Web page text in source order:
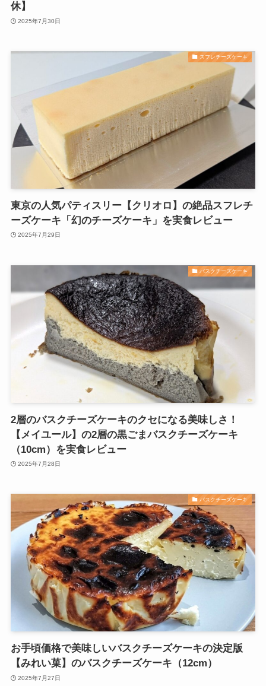
休】
2025年7月30日
スフレチーズケーキ
東京の人気パティスリー【クリオロ】の絶品スフレチ
ーズケーキ「幻のチーズケーキ」を実食レビュー
2025年7月29日
バスクチーズケーキ
2層のバスクチーズケーキのクセになる美味しさ！
【メイユール】の2層の黒ごまバスクチーズケーキ
（10cm）を実食レビュー
2025年7月28日
バスクチーズケーキ
お手頃価格で美味しいバスクチーズケーキの決定版
【みれい菓】のバスクチーズケーキ（12cm）
2025年7月27日